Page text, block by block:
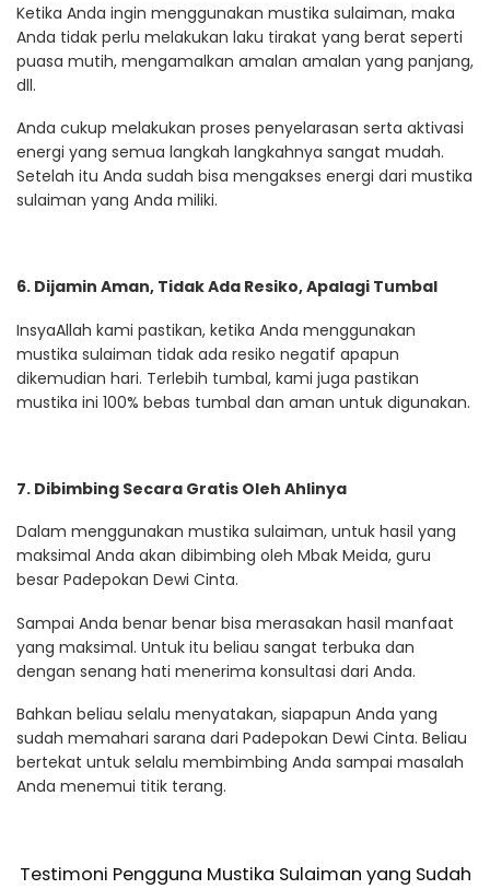
Ketika Anda ingin menggunakan mustika sulaiman, maka
Anda tidak perlu melakukan laku tirakat yang berat seperti
puasa mutih, mengamalkan amalan amalan yang panjang,
dll.
Anda cukup melakukan proses penyelarasan serta aktivasi
energi yang semua langkah langkahnya sangat mudah.
Setelah itu Anda sudah bisa mengakses energi dari mustika
sulaiman yang Anda miliki.
6. Dijamin Aman, Tidak Ada Resiko, Apalagi Tumbal
InsyaAllah kami pastikan, ketika Anda menggunakan
mustika sulaiman tidak ada resiko negatif apapun
dikemudian hari. Terlebih tumbal, kami juga pastikan
mustika ini 100% bebas tumbal dan aman untuk digunakan.
7. Dibimbing Secara Gratis Oleh Ahlinya
Dalam menggunakan mustika sulaiman, untuk hasil yang
maksimal Anda akan dibimbing oleh Mbak Meida, guru
besar Padepokan Dewi Cinta.
Sampai Anda benar benar bisa merasakan hasil manfaat
yang maksimal. Untuk itu beliau sangat terbuka dan
dengan senang hati menerima konsultasi dari Anda.
Bahkan beliau selalu menyatakan, siapapun Anda yang
sudah memahari sarana dari Padepokan Dewi Cinta. Beliau
bertekat untuk selalu membimbing Anda sampai masalah
Anda menemui titik terang.
Testimoni Pengguna Mustika Sulaiman yang Sudah